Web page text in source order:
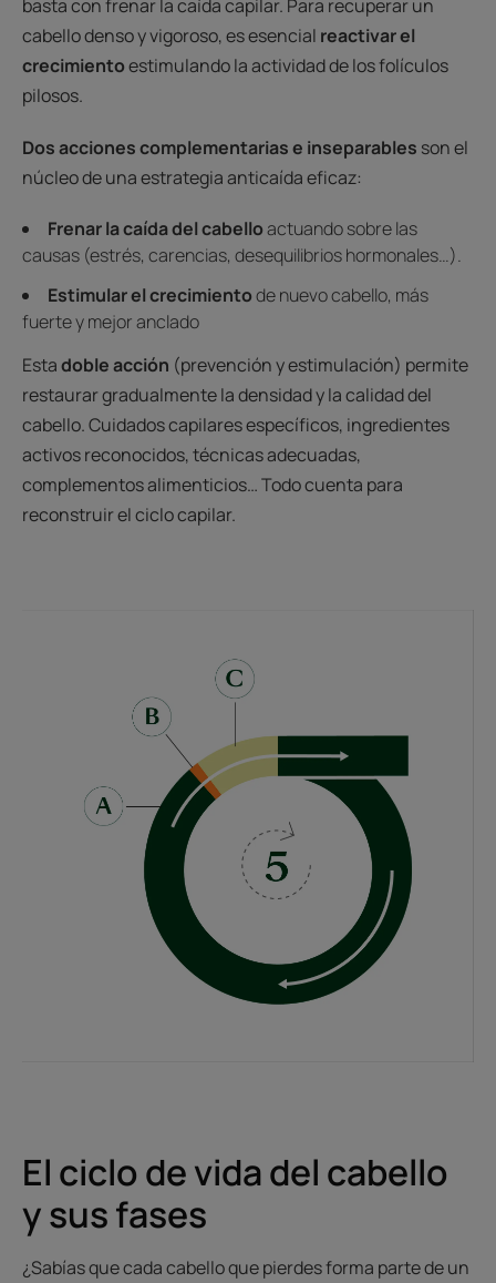
basta con frenar la caída capilar. Para recuperar un
cabello denso y vigoroso, es esencial reactivar el
crecimientoestimulando la actividad de los folículos
pilosos.
Dos acciones complementarias e inseparables son el
núcleo de una estrategia anticaída eficaz:
Frenar la caída del cabelloactuando sobre las
causas (estrés, carencias, desequilibrios hormonales…).
Estimular el crecimientode nuevo cabello, más
fuerte y mejor anclado
Estadoble acción (prevención y estimulación) permite
restaurar gradualmente la densidad y la calidad del
cabello. Cuidados capilares específicos, ingredientes
activos reconocidos, técnicas adecuadas,
complementos alimenticios… Todo cuenta para
reconstruir el ciclo capilar.
El ciclo de vida del cabello
y sus fases
¿Sabías que cada cabello que pierdes forma parte de un